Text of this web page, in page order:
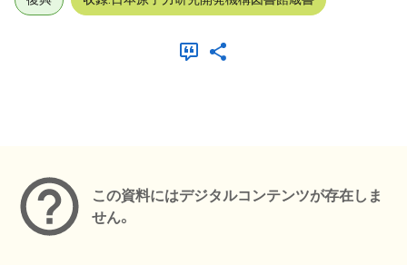
この資料にはデジタルコンテンツが存在しま
せん。